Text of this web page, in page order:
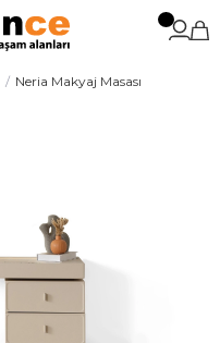
Neria Makyaj Masası